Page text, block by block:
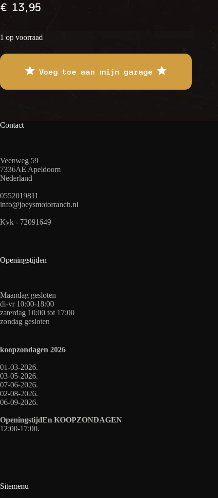
€13,95
1 op voorraad
Voeg toe aan mijn garage
Contact
Veenweg 59
7336AE Apeldoorn
Nederland
0552019811
info@joeysmotorranch.nl
Kvk - 72091649
Openingstijden
Maandag gesloten
di-vr 10:00-18:00
zaterdag 10:00 tot 17:00
zondag gesloten
koopzondagen 2026
01-03-2026.
03-05-2026.
07-06-2026.
02-08-2026.
06-09-2026.
OpeningstijdEn KOOPZONDAGEN
12:00-17:00.
Sitemenu